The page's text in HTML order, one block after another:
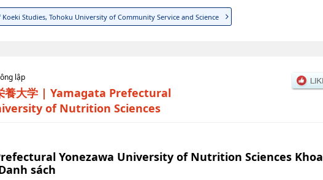
Studies, Tohoku University of Community Service and Science
lập
養大学 | Yamagata Prefectural
of Nutrition Sciences
Yonezawa University of Nutrition Sciences Khoa
sách